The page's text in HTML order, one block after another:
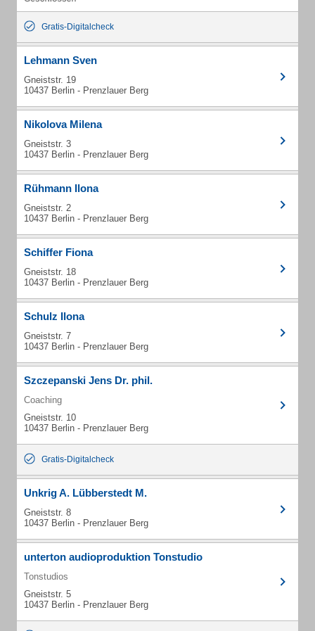
Gratis-Digitalcheck
Lehmann Sven
Gneiststr. 19
10437 Berlin - Prenzlauer Berg
Nikolova Milena
Gneiststr. 3
10437 Berlin - Prenzlauer Berg
Rühmann Ilona
Gneiststr. 2
10437 Berlin - Prenzlauer Berg
Schiffer Fiona
Gneiststr. 18
10437 Berlin - Prenzlauer Berg
Schulz Ilona
Gneiststr. 7
10437 Berlin - Prenzlauer Berg
Szczepanski Jens Dr. phil.
Coaching
Gneiststr. 10
10437 Berlin - Prenzlauer Berg
Gratis-Digitalcheck
Unkrig A. Lübberstedt M.
Gneiststr. 8
10437 Berlin - Prenzlauer Berg
unterton audioproduktion Tonstudio
Tonstudios
Gneiststr. 5
10437 Berlin - Prenzlauer Berg